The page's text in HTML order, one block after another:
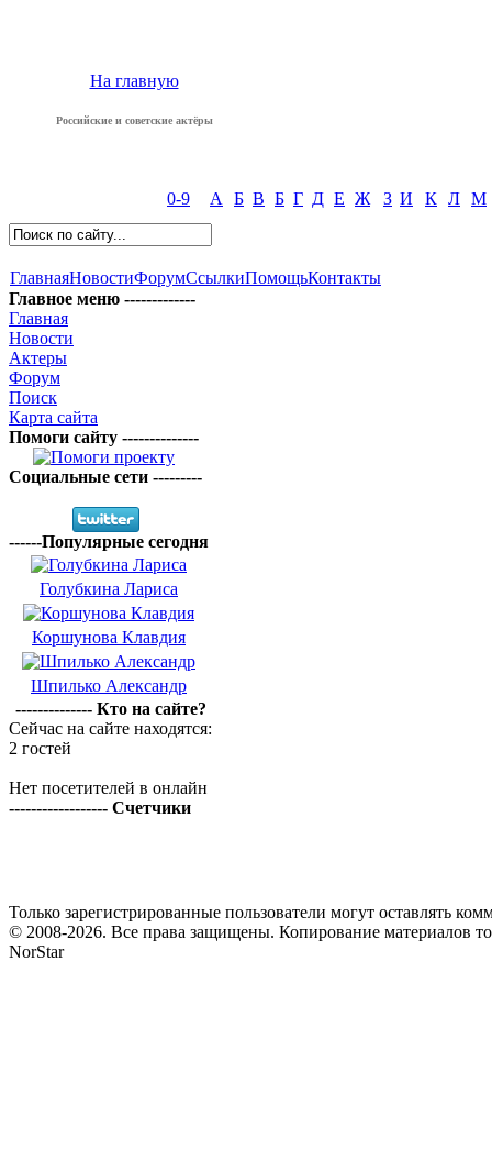
На главную
Российские и советские актёры
0-9 А Б В Б Г Д Е Ж З И К Л М
ГлавнаяНовостиФорумСсылкиПомощьКонтакты
Главное меню -------------
Главная
Новости
Актеры
Форум
Поиск
Карта сайта
Помоги сайту --------------
Социальные сети ---------
------Популярные сегодня
Голубкина Лариса
Коршунова Клавдия
Шпилько Александр
-------------- Кто на сайте?
Сейчас на сайте находятся:
2 гостей
Нет посетителей в онлайн
------------------ Счетчики
Только зарегистрированные пользователи могут оставлять
© 2008-2026. Все права защищены. Копирование материалов
NorStar